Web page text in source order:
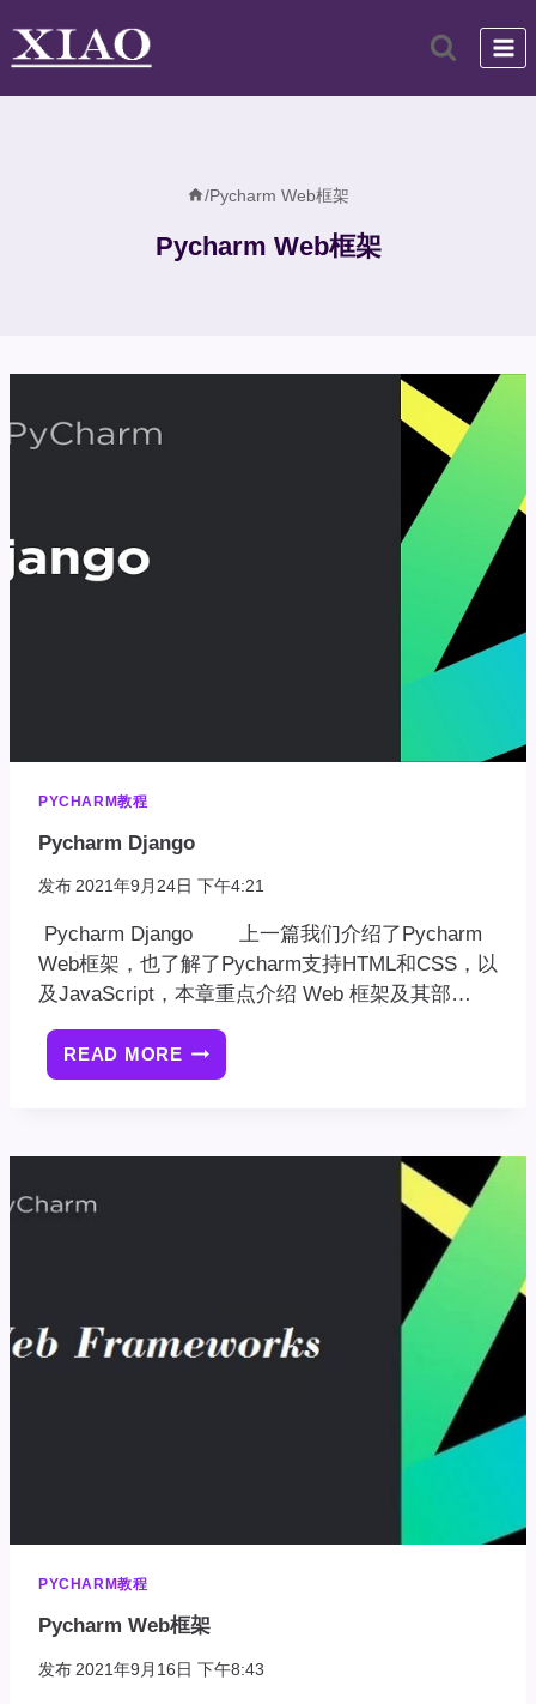
/Pycharm Web框架
Pycharm Web框架
PYCHARM教程
Pycharm Django
发布 2021年9月24日 下午4:21
Pycharm Django 上一篇我们介绍了Pycharm
Web框架，也了解了Pycharm支持HTML和CSS，以
及JavaScript，本章重点介绍 Web 框架及其部…
READ MORE PYCHARM
DJANGO
PYCHARM教程
Pycharm Web框架
发布 2021年9月16日 下午8:43